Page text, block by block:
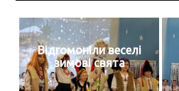
Відгомоніли веселі
зимові свята